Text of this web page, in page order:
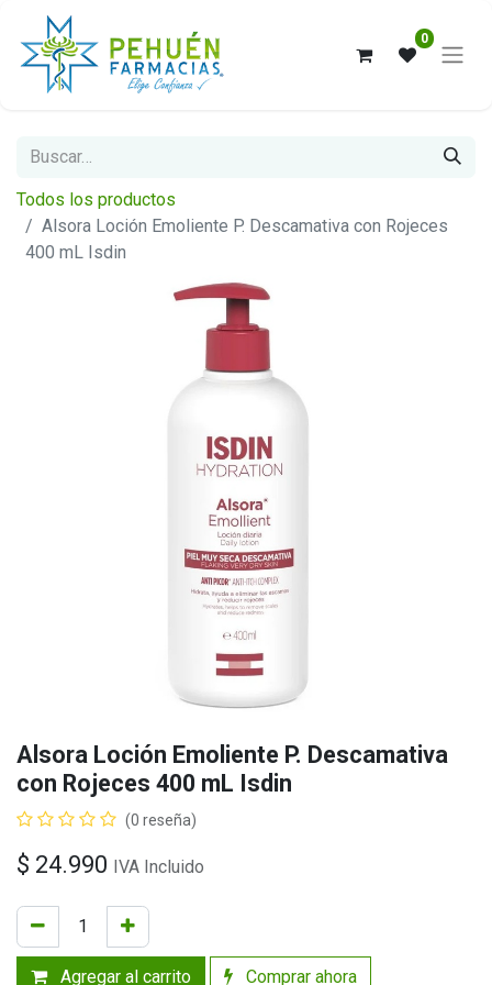
0
Todos los productos
Alsora Loción Emoliente P. Descamativa con Rojeces
400 mL Isdin
Alsora Loción Emoliente P. Descamativa
con Rojeces 400 mL Isdin
(0 reseña)
$ 24.990 IVA Incluido
Agregar al carrito Comprar ahora